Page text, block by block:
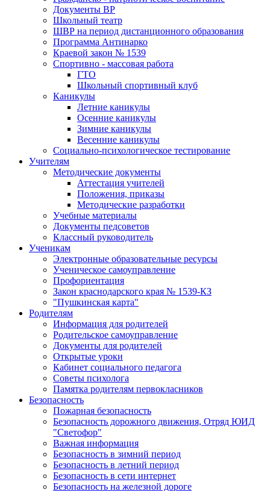
Документы ВР
Школьный театр
ШВР на период дистанционного образования
Программа Антинарко
Краевой закон № 1539
Спортивно - массовая работа
ГТО
Школьный спортивный клуб
Каникулы
Летние каникулы
Осенние каникулы
Зимние каникулы
Весенние каникулы
Социально-психологическое тестирование
Учителям
Методические документы
Аттестация учителей
Положения, приказы
Методические разработки
Учебные материалы
Документы педсоветов
Классный руководитель
Ученикам
Электронные образовательные ресурсы
Ученическое самоуправление
Профориентация
Закон краснодарского края № 1539-КЗ
"Пушкинская карта"
Родителям
Информация для родителей
Родительское самоуправление
Документы для родителей
Открытые уроки
Кабинет социального педагога
Советы психолога
Памятка родителям первокласников
Безопасность
Пожарная безопасность
Безопасность дорожного движения, Отряд ЮИД
"Светофор"
Важная информация
Безопасность в зимний период
Безопасность в летний период
Безопасность в сети интернет
Безопасность на железной дороге